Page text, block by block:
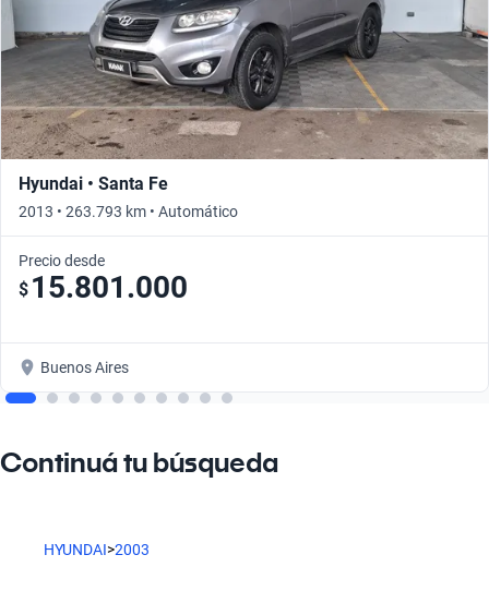
Hyundai • Santa Fe
2013 • 263.793 km • Automático
Precio desde
$ 15.801.000
Buenos Aires
Continuá tu búsqueda
HYUNDAI>2003